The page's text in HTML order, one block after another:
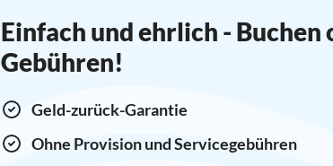
Einfach und ehrlich - Buchen
Gebühren!
Geld-zurück-Garantie
Ohne Provision und Servicegebühren